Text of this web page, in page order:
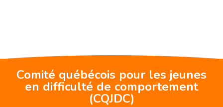
Comité québécois pour les jeunes
en difficulté de comportement
(CQJDC)